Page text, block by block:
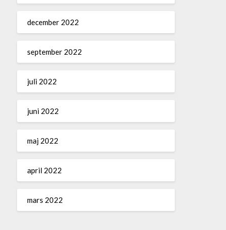
december 2022
september 2022
juli 2022
juni 2022
maj 2022
april 2022
mars 2022